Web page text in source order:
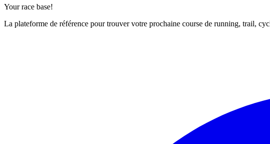
Your race base!
La plateforme de référence pour trouver votre prochaine course de running, trail,